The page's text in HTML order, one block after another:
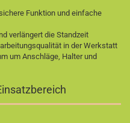
Funktion und einfache
verlängert die Standzeit
in der Werkstatt
um Anschläge, Halter und